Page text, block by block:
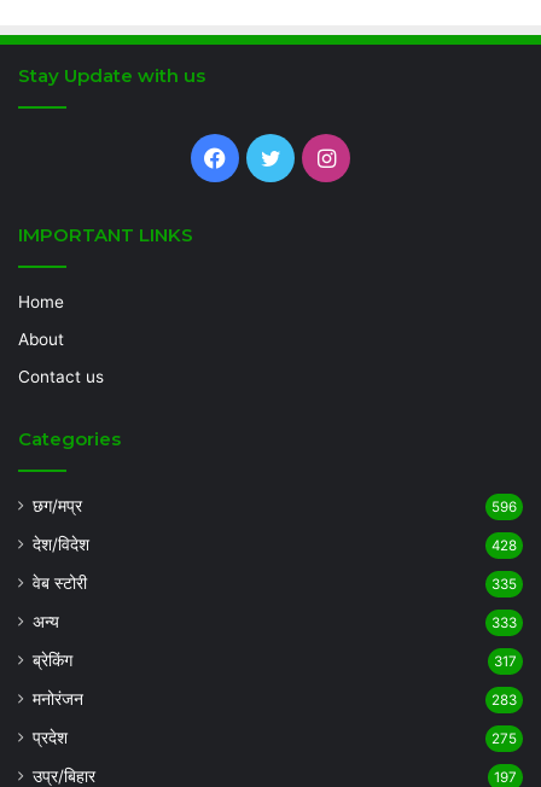
Stay Update with us
Facebook
TwitterInstagram
IMPORTANT LINKS
Home
About
Contact us
Categories
छग/मप्र 596
देश/विदेश 428
वेब स्टोरी 335
अन्य 333
ब्रेकिंग 317
मनोरंजन 283
प्रदेश 275
उप्र/बिहार 197